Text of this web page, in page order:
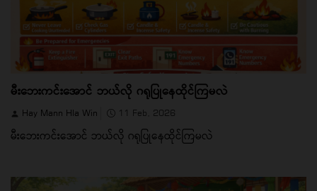
မီးဘေးကင်းအောင် ဘယ်လို ဂရုပြုနေထိုင်ကြမလဲ
Hay Mann Hla Win 11 Feb, 2026
မီးဘေးကင်းအောင် ဘယ်လို ဂရုပြုနေထိုင်ကြမလဲ